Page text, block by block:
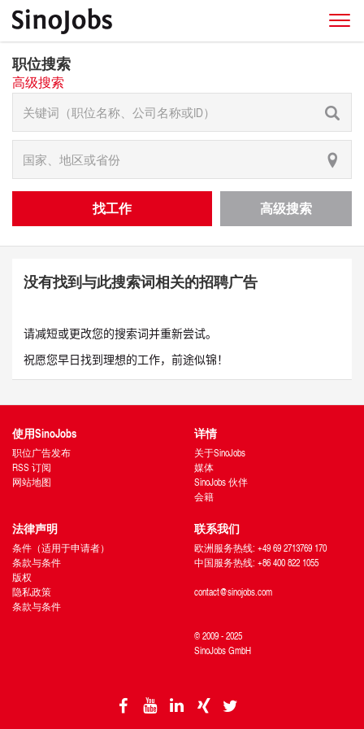
职位搜索
高级搜索
找工作 高级搜索
没有找到与此搜索词相关的招聘广告
请减短或更改您的搜索词并重新尝试。
祝愿您早日找到理想的工作，前途似锦！
使用SinoJobs
职位广告发布
RSS 订阅
网站地图
详情
关于SinoJobs
媒体
SinoJobs 伙伴
会籍
法律声明
条件（适用于申请者）
条款与条件
版权
隐私政策
条款与条件
联系我们
欧洲服务热线: +49 69 2713769 170
中国服务热线: +86 400 822 1055
contact@sinojobs.com
© 2009 - 2025
SinoJobs GmbH